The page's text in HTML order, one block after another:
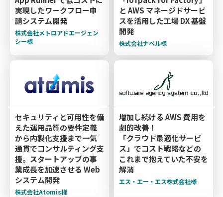
実現したワークフロー申
請システム開発
株式会社メトロアドエージェン
シー様
と AWS マネージドサービ
スを活用した工場 DX 基盤
開発
株式会社ナベル様
セキュリティと可用性を備
えた運用品質の要件定義
から内製化支援まで一気
通貫でコンサルティング支
援。スタートアップの事
業成長を加速させる Web
システム開発
株式会社Atomis様
増加し続ける AWS 費用を
劇的改善！
「クラウド最適化サービ
ス」でコスト戦略などの
これまで抱えていた不安を
解消
エス・エー・エス株式会社様